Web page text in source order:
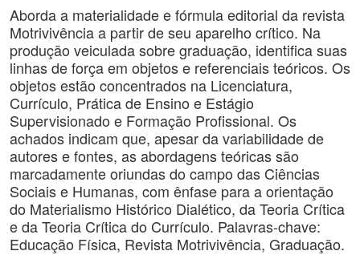
Aborda a materialidade e fórmula editorial da revista
Motrivivência a partir de seu aparelho crítico. Na
produção veiculada sobre graduação, identifica suas
linhas de força em objetos e referenciais teóricos. Os
objetos estão concentrados na Licenciatura,
Currículo, Prática de Ensino e Estágio
Supervisionado e Formação Profissional. Os
achados indicam que, apesar da variabilidade de
autores e fontes, as abordagens teóricas são
marcadamente oriundas do campo das Ciências
Sociais e Humanas, com ênfase para a orientação
do Materialismo Histórico Dialético, da Teoria Crítica
e da Teoria Crítica do Currículo. Palavras-chave:
Educação Física, Revista Motrivivência, Graduação.